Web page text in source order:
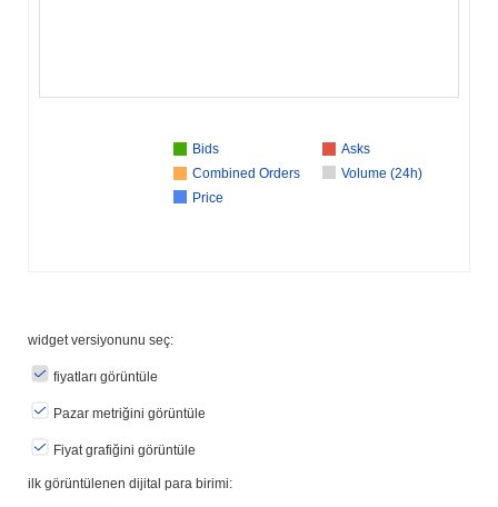
Bids
Asks
Combined Orders
Volume (24h)
Price
widget versiyonunu seç:
fiyatları görüntüle
Pazar metriğini görüntüle
Fiyat grafiğini görüntüle
ilk görüntülenen dijital para birimi: